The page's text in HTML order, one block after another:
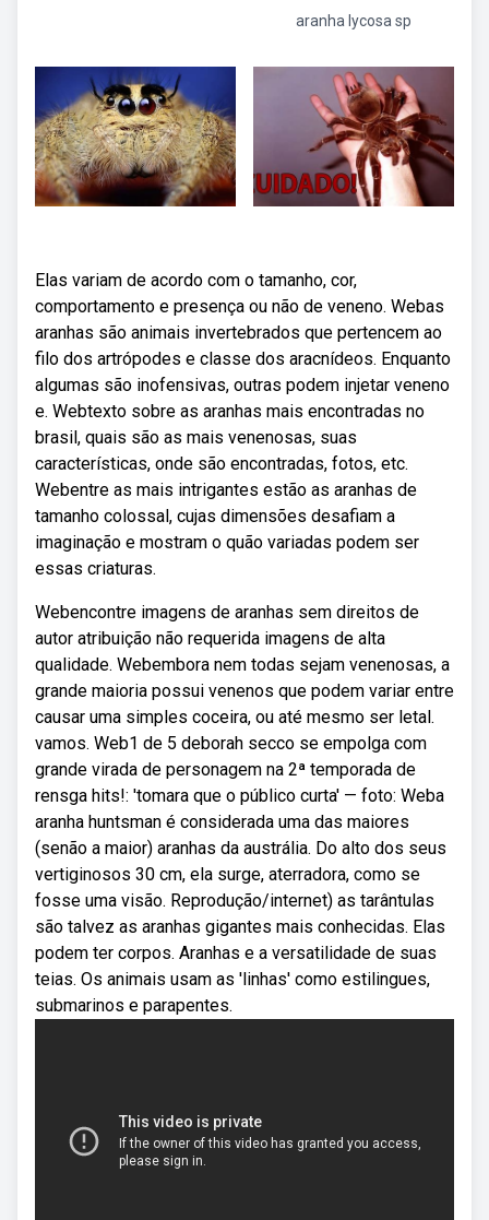
aranha lycosa sp
Elas variam de acordo com o tamanho, cor,
comportamento e presença ou não de veneno. Webas
aranhas são animais invertebrados que pertencem ao
filo dos artrópodes e classe dos aracnídeos. Enquanto
algumas são inofensivas, outras podem injetar veneno
e. Webtexto sobre as aranhas mais encontradas no
brasil, quais são as mais venenosas, suas
características, onde são encontradas, fotos, etc.
Webentre as mais intrigantes estão as aranhas de
tamanho colossal, cujas dimensões desafiam a
imaginação e mostram o quão variadas podem ser
essas criaturas.
Webencontre imagens de aranhas sem direitos de
autor atribuição não requerida imagens de alta
qualidade. Webembora nem todas sejam venenosas, a
grande maioria possui venenos que podem variar entre
causar uma simples coceira, ou até mesmo ser letal.
vamos. Web1 de 5 deborah secco se empolga com
grande virada de personagem na 2ª temporada de
rensga hits!: 'tomara que o público curta' — foto: Weba
aranha huntsman é considerada uma das maiores
(senão a maior) aranhas da austrália. Do alto dos seus
vertiginosos 30 cm, ela surge, aterradora, como se
fosse uma visão. Reprodução/internet) as tarântulas
são talvez as aranhas gigantes mais conhecidas. Elas
podem ter corpos. Aranhas e a versatilidade de suas
teias. Os animais usam as 'linhas' como estilingues,
submarinos e parapentes.